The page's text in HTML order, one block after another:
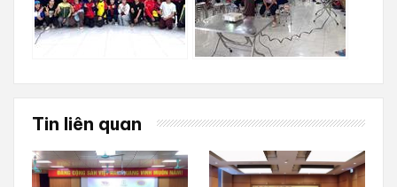
Tin liên quan